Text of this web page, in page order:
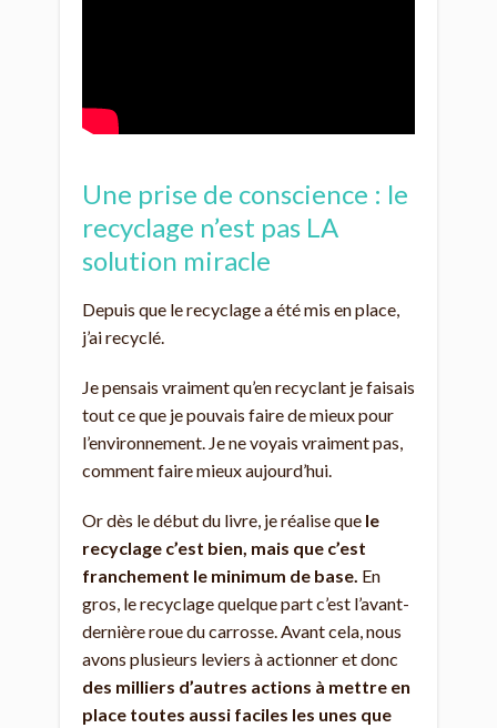
Une prise de conscience : le
recyclage n’est pas LA
solution miracle
Depuis que le recyclage a été mis en place,
j’ai recyclé.
Je pensais vraiment qu’en recyclant je faisais
tout ce que je pouvais faire de mieux pour
l’environnement. Je ne voyais vraiment pas,
comment faire mieux aujourd’hui.
Or dès le début du livre, je réalise que le
recyclage c’est bien, mais que c’est
franchement le minimum de base. En
gros, le recyclage quelque part c’est l’avant-
dernière roue du carrosse. Avant cela, nous
avons plusieurs leviers à actionner et donc
des milliers d’autres actions à mettre en
place toutes aussi faciles les unes que